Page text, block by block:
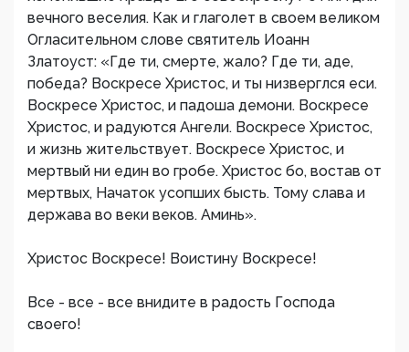
вечного веселия. Как и глаголет в своем великом
Огласительном слове святитель Иоанн
Златоуст: «Где ти, смерте, жало? Где ти, аде,
победа? Воскресе Христос, и ты низверглся еси.
Воскресе Христос, и падоша демони. Воскресе
Христос, и радуются Ангели. Воскресе Христос,
и жизнь жительствует. Воскресе Христос, и
мертвый ни един во гробе. Христос бо, востав от
мертвых, Начаток усопших бысть. Тому слава и
держава во веки веков. Аминь».
Христос Воскресе! Воистину Воскресе!
Все - все - все внидите в радость Господа
своего!